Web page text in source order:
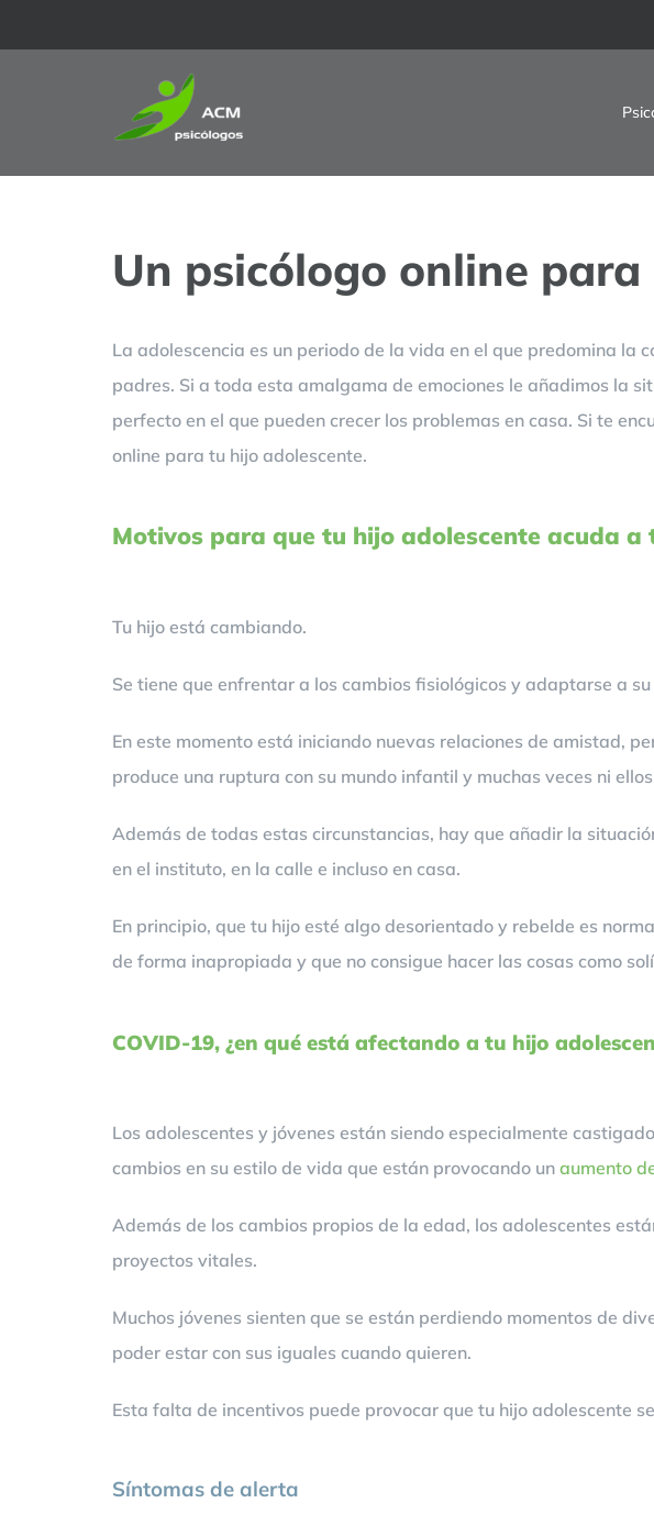
al
Un psicólogo online
La adolescencia es un periodo de la vida en el que predomina la
padres. Si a toda esta amalgama de emociones le añadimos la
perfecto en el que pueden crecer los problemas en casa. Si te
online para tu hijo adolescente.
Motivos para que tu hijo adolescente acuda
Tu hijo está cambiando.
Se tiene que enfrentar a los cambios fisiológicos y adaptarse a
En este momento está iniciando nuevas relaciones de amistad,
produce una ruptura con su mundo infantil y muchas veces ni
Además de todas estas circunstancias, hay que añadir la
en el instituto, en la calle e incluso en casa.
En principio, que tu hijo esté algo desorientado y rebelde es
de forma inapropiada y que no consigue hacer las cosas como
COVID-19, ¿en qué está afectando a tu hijo
Los adolescentes y jóvenes están siendo especialmente
cambios en su estilo de vida que están provocando un aumento
Además de los cambios propios de la edad, los adolescentes
proyectos vitales.
Muchos jóvenes sienten que se están perdiendo momentos de
poder estar con sus iguales cuando quieren.
Esta falta de incentivos puede provocar que tu hijo adolescente
Síntomas de alerta